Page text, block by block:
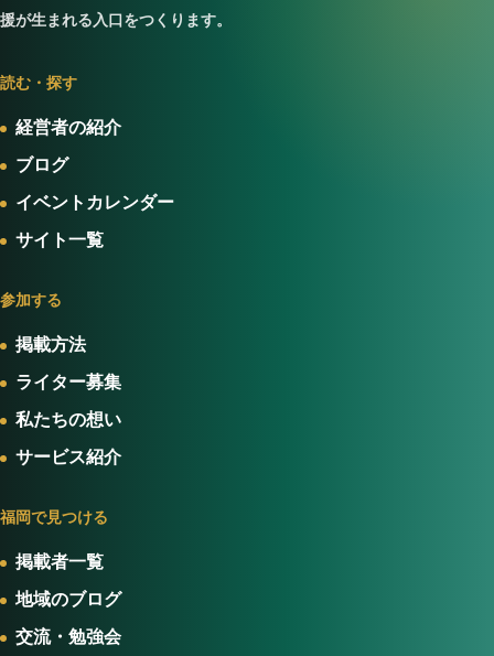
援が生まれる入口をつくります。
読む・探す
経営者の紹介
ブログ
イベントカレンダー
サイト一覧
参加する
掲載方法
ライター募集
私たちの想い
サービス紹介
福岡で見つける
掲載者一覧
地域のブログ
交流・勉強会